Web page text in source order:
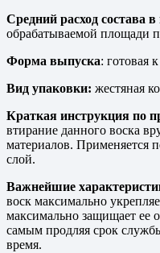
Средний расход состава в
обрабатываемой площади
Форма выпуска: готовая
Вид упаковки: жестяная
Краткая инструкция по
втирание данного воска
материалов. Применяется
слой.
Важнейшие
воск максимально
максимально защищает ее
самым продляя срок
время.